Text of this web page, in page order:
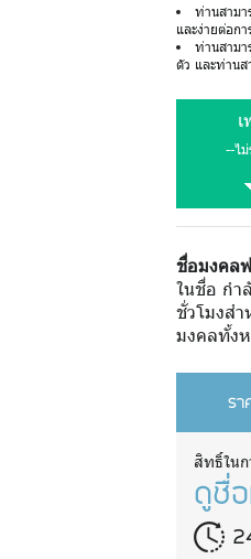
ท่านสามา
และง่ายต่อก
ท่านสามา
ตัว และท่านส
--ไ
ชื่อมงคล
ในชื่อ กำ
ชั่วโมงส
มงคลทั้ง
รา
สิทธิ์ในก
ดูชื่